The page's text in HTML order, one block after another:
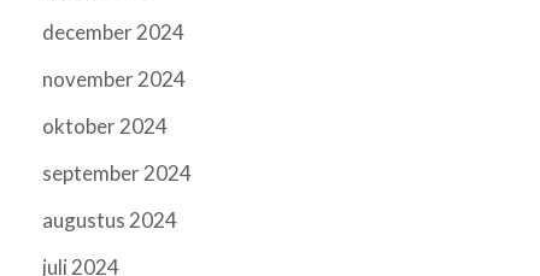
december 2024
november 2024
oktober 2024
september 2024
augustus 2024
juli 2024